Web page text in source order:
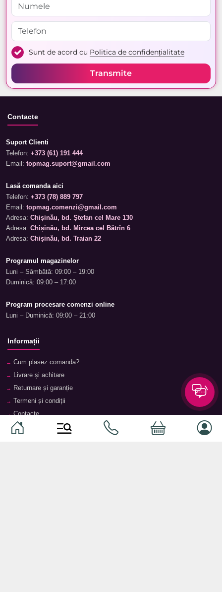
Sunt de acord cu Politica de confidențialitate
Transmite
Contacte
Suport Clienti
Telefon: +373 (61) 191 444
Email: topmag.suport@gmail.com
Lasă comanda aici
Telefon: +373 (78) 889 797
Email: topmag.comenzi@gmail.com
Adresa: Chișinău, bd. Ștefan cel Mare 130
Adresa: Chișinău, bd. Mircea cel Bătrîn 6
Adresa: Chișinău, bd. Traian 22
Programul magazinelor
Luni – Sâmbătă: 09:00 – 19:00
Duminică: 09:00 – 17:00
Program procesare comenzi online
Luni – Duminică: 09:00 – 21:00
Informații
Cum plasez comanda?
Livrare și achitare
Returnare și garanție
Termeni și condiții
Contacte
Magazine